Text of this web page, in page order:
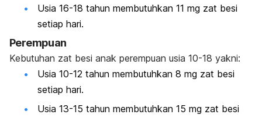
Usia 16-18 tahun membutuhkan 11 mg zat besi
setiap hari.
Perempuan
Kebutuhan zat besi anak perempuan usia 10-18 yakni:
Usia 10-12 tahun membutuhkan 8 mg zat besi
setiap hari.
Usia 13-15 tahun membutuhkan 15 mg zat besi